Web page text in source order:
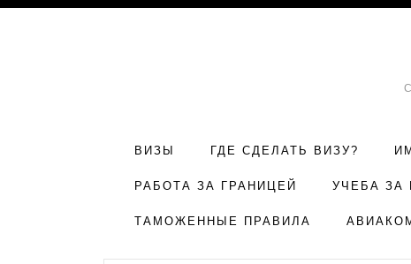
ВИЗЫ ГДЕ СДЕЛАТЬ ВИЗУ?
РАБОТА ЗА ГРАНИЦЕЙ УЧЕБА ЗА
ТАМОЖЕННЫЕ ПРАВИЛА